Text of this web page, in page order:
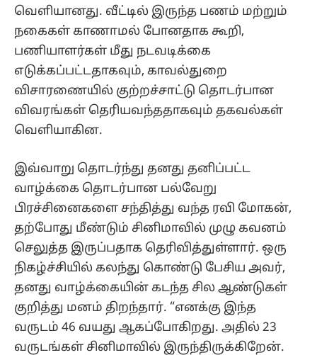
வெளியானது. வீட்டில் இருந்த பணம் மற்றும்
நகைகள் காணாமல் போனதாக கூறி,
பணியாளர்கள் மீது நடவடிக்கை
எடுக்கப்பட்டதாகவும், காவல்துறை
விசாரணையில் குற்றச்சாட்டு தொடர்பான
விவரங்கள் தெரியவந்ததாகவும் தகவல்கள்
வெளியாகின.
இவ்வாறு தொடர்ந்து தனது தனிப்பட்ட
வாழ்க்கை தொடர்பான பல்வேறு
பிரச்சினைகளை சந்தித்து வந்த ரவி மோகன்,
தற்போது மீண்டும் சினிமாவில் முழு கவனம்
செலுத்த இருப்பதாக தெரிவித்துள்ளார். ஒரு
நிகழ்ச்சியில் கலந்து கொண்டு பேசிய அவர்,
தனது வாழ்க்கையின் கடந்த சில ஆண்டுகள்
குறித்து மனம் திறந்தார். “எனக்கு இந்த
வருடம் 46 வயது ஆகப்போகிறது. அதில் 23
வருடங்கள் சினிமாவில் இருந்திருக்கிறேன்.